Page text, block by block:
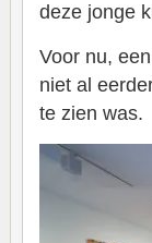
deze jonge
Voor nu,
niet al
te zien was.